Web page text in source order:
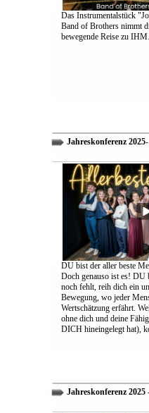
Das Instrumentalstück
Band of Brothers nimmt
bewegende Reise zu IHM.
Jahreskonferenz 2025-
DU bist der aller beste
Doch genauso ist es! DU
noch fehlt, reih dich ein
Bewegung, wo jeder
Wertschätzung erfährt.
ohne dich und deine
DICH hineingelegt hat),
Jahreskonferenz 2025